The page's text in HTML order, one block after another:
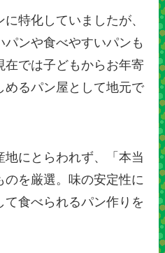
特化していましたが、
ンや食べやすいパンも
在では子どもからお年寄
めるパン屋として地元で
地にとらわれず、「本当
を厳選。味の安定性に
て食べられるパン作りを